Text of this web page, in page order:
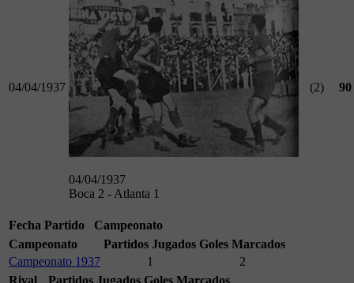
04/04/1937
04/04/1937
Boca 2 - Atlanta 1
(2) 90
Fecha Partido
Campeonato
Campeonato
Partidos Jugados Goles Marcados
Campeonato 1937
1
2